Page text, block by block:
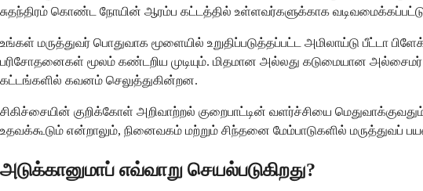
சுதந்திரம் கொண்ட நோயின் ஆரம்ப கட்டத்தில் உள்ளவர்களுக்காக
உங்கள் மருத்துவர் பொதுவாக மூளையில் உறுதிப்படுத்தப்பட்ட அமிலாய்டு பீட்டா
பரிசோதனைகள் மூலம் கண்டறிய முடியும். மிதமான அல்லது கடுமையான
கட்டங்களில் கவனம் செலுத்துகின்றன.
சிகிச்சையின் குறிக்கோள் அறிவாற்றல் குறைபாட்டின் வளர்ச்சியை
உதவக்கூடும் என்றாலும், நினைவகம் மற்றும் சிந்தனை மேம்பாடுகளில் மருத்துவப்
அடுக்கானுமாப் எவ்வாறு செயல்படுகிறது?